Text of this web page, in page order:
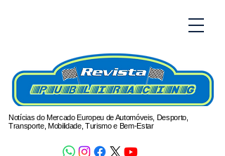
Notícias do Mercado Europeu de Automóveis, Desporto,
Transporte, Mobilidade, Turismo e Bem-Estar